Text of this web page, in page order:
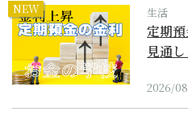
NEW 生活
定期
見通
2026/